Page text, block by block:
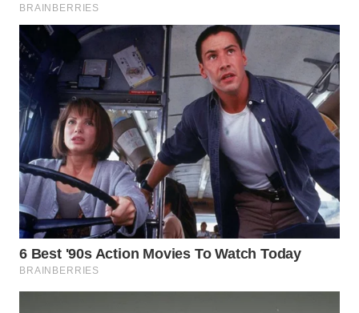
TIMUR
WN
SEMARANG
WN
SOLO
WN
BOROBUDUR
WN
MADURA